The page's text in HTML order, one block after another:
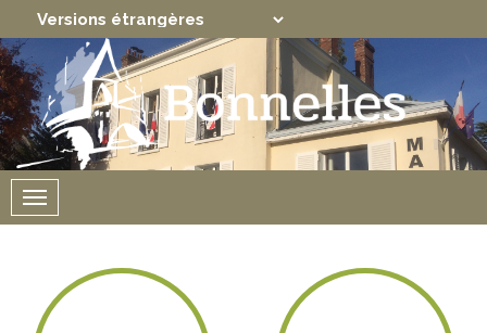
Powered by Translate
Menu